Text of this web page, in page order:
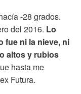
-28 grados.
del 2016. Lo
fue ni la nieve, ni
altos y rubios
hasta me
Futura.